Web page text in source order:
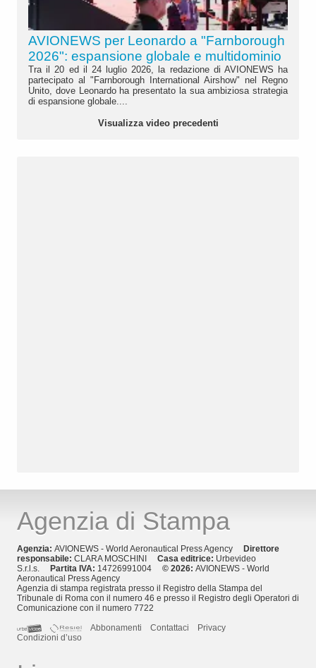
AVIONEWS per Leonardo a "Farnborough
2026": espansione globale e multidominio
Tra il 20 ed il 24 luglio 2026, la redazione di AVIONEWS ha
partecipato al "Farnborough International Airshow" nel Regno
Unito, dove Leonardo ha presentato la sua ambiziosa strategia
di espansione globale....
Visualizza video precedenti
Agenzia di Stampa
Agenzia: AVIONEWS - World Aeronautical Press Agency
Direttore
responsabile: CLARA MOSCHINI Casa editrice: Urbevideo
S.r.l.s.
Partita IVA: 14726991004 © 2026: AVIONEWS - World
Aeronautical Press Agency
Agenzia di stampa registrata presso il Registro della Stampa del
Tribunale di Roma con il numero 46 e presso il Registro degli Operatori di
Comunicazione con il numero 7722
Abbonamenti
Contattaci
Privacy
Condizioni d’uso